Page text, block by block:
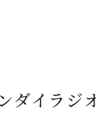
ダイラジ